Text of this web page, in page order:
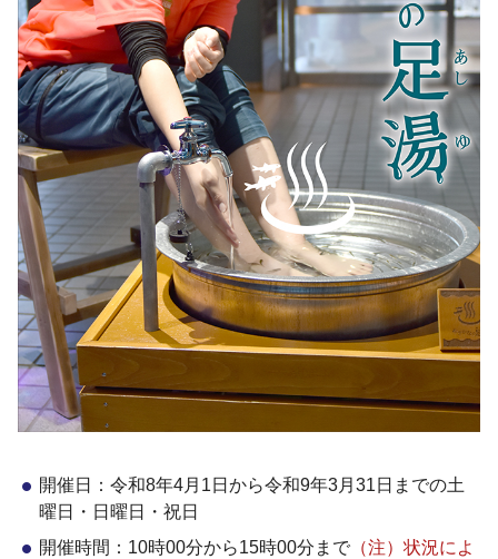
開催日：令和8年4月1日から令和9年3月31日までの土
曜日・日曜日・祝日
開催時間：10時00分から15時00分まで （注）状況によ